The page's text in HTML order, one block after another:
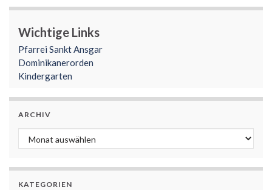
Wichtige Links
Pfarrei Sankt Ansgar
Dominikanerorden
Kindergarten
ARCHIV
Archiv
KATEGORIEN